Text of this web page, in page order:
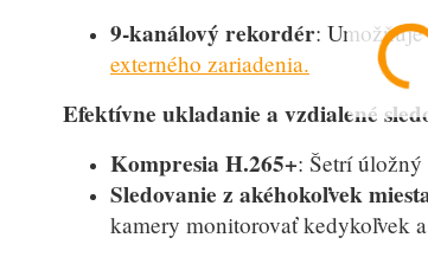
9-kanálový rekordér:
externého zariadenia.
Efektívne ukladanie a vzdialené
Kompresia H.265+: Šetrí úložný
Sledovanie z akéhokoľvek
kamery monitorovať kedykoľvek